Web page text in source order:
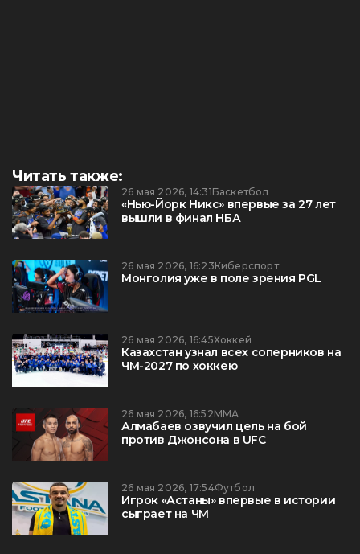
Читать также:
26 мая 2026, 14:31Баскетбол
«Нью-Йорк Никс» впервые за 27 лет
вышли в финал НБА
26 мая 2026, 16:23Киберспорт
Монголия уже в поле зрения PGL
26 мая 2026, 16:45Хоккей
Казахстан узнал всех соперников на
ЧМ-2027 по хоккею
26 мая 2026, 16:52ММА
Алмабаев озвучил цель на бой
против Джонсона в UFC
26 мая 2026, 17:54Футбол
Игрок «Астаны» впервые в истории
сыграет на ЧМ